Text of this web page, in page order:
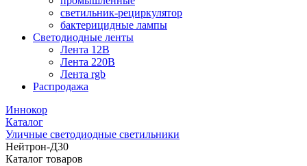
светильник-рециркулятор
бактерицидные лампы
Светодиодные ленты
Лента 12В
Лента 220В
Лента rgb
Распродажа
Иннокор
Каталог
Уличные светодиодные светильники
Нейтрон-Д30
Каталог товаров